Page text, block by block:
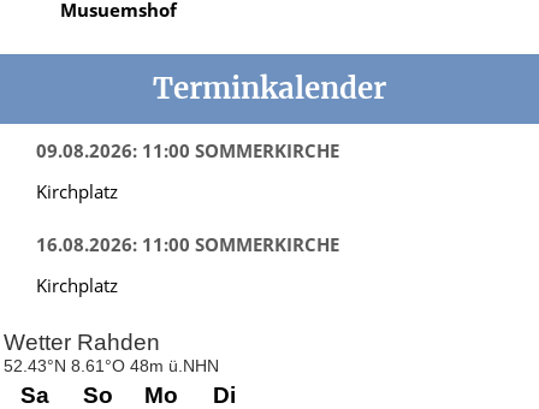
Musuemshof
Terminkalender
09.08.2026: 11:00 SOMMERKIRCHE
Kirchplatz
16.08.2026: 11:00 SOMMERKIRCHE
Kirchplatz